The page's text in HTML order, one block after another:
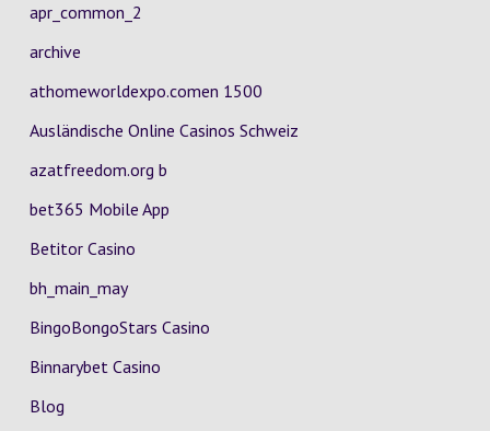
apr_common_2
archive
athomeworldexpo.comen 1500
Ausländische Online Casinos Schweiz
azatfreedom.org b
bet365 Mobile App
Betitor Casino
bh_main_may
BingoBongoStars Casino
Binnarybet Casino
Blog